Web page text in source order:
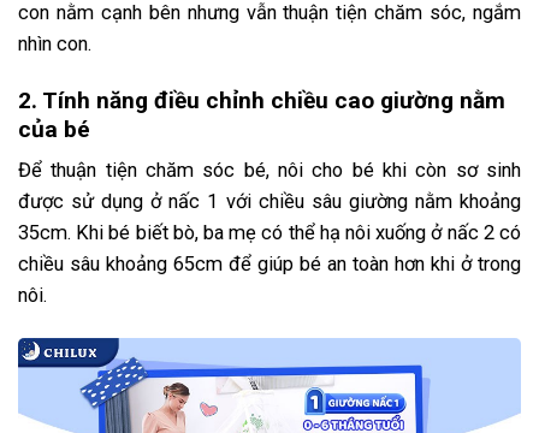
con nằm cạnh bên nhưng vẫn thuận tiện chăm sóc, ngắm
nhìn con.
2. Tính năng điều chỉnh chiều cao giường nằm
của bé
Để thuận tiện chăm sóc bé, nôi cho bé khi còn sơ sinh
được sử dụng ở nấc 1 với chiều sâu giường nằm khoảng
35cm. Khi bé biết bò, ba mẹ có thể hạ nôi xuống ở nấc 2 có
chiều sâu khoảng 65cm để giúp bé an toàn hơn khi ở trong
nôi.